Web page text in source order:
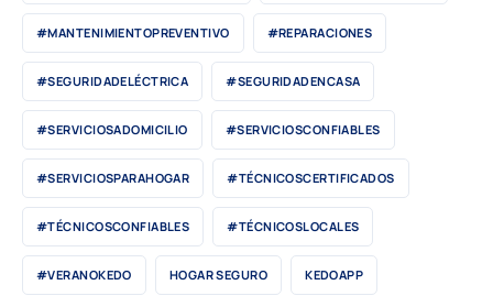
#MANTENIMIENTOPREVENTIVO #REPARACIONES
#SEGURIDADELÉCTRICA #SEGURIDADENCASA
#SERVICIOSADOMICILIO #SERVICIOSCONFIABLES
#SERVICIOSPARAHOGAR #TÉCNICOSCERTIFICADOS
#TÉCNICOSCONFIABLES #TÉCNICOSLOCALES
#VERANOKEDO HOGAR SEGURO KEDOAPP